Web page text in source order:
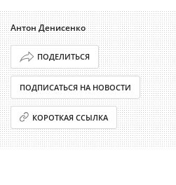
Антон Денисенко
ПОДЕЛИТЬСЯ
ПОДПИСАТЬСЯ НА НОВОСТИ
КОРОТКАЯ ССЫЛКА